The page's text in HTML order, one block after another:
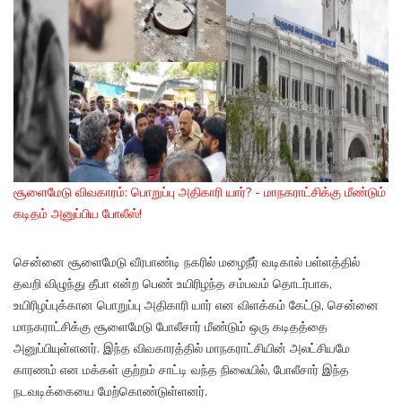
சூளைமேடு விவகாரம்: பொறுப்பு அதிகாரி யார்? - மாநகராட்சிக்கு மீண்டும்
கடிதம் அனுப்பிய போலீஸ்!
சென்னை சூளைமேடு வீரபாண்டி நகரில் மழைநீர் வடிகால் பள்ளத்தில்
தவறி விழுந்து தீபா என்ற பெண் உயிரிழந்த சம்பவம் தொடர்பாக,
உயிரிழப்புக்கான பொறுப்பு அதிகாரி யார் என விளக்கம் கேட்டு, சென்னை
மாநகராட்சிக்கு சூளைமேடு போலீசார் மீண்டும் ஒரு கடிதத்தை
அனுப்பியுள்ளனர். இந்த விவகாரத்தில் மாநகராட்சியின் அலட்சியமே
காரணம் என மக்கள் குற்றம் சாட்டி வந்த நிலையில், போலீசார் இந்த
நடவடிக்கையை மேற்கொண்டுள்ளனர்.